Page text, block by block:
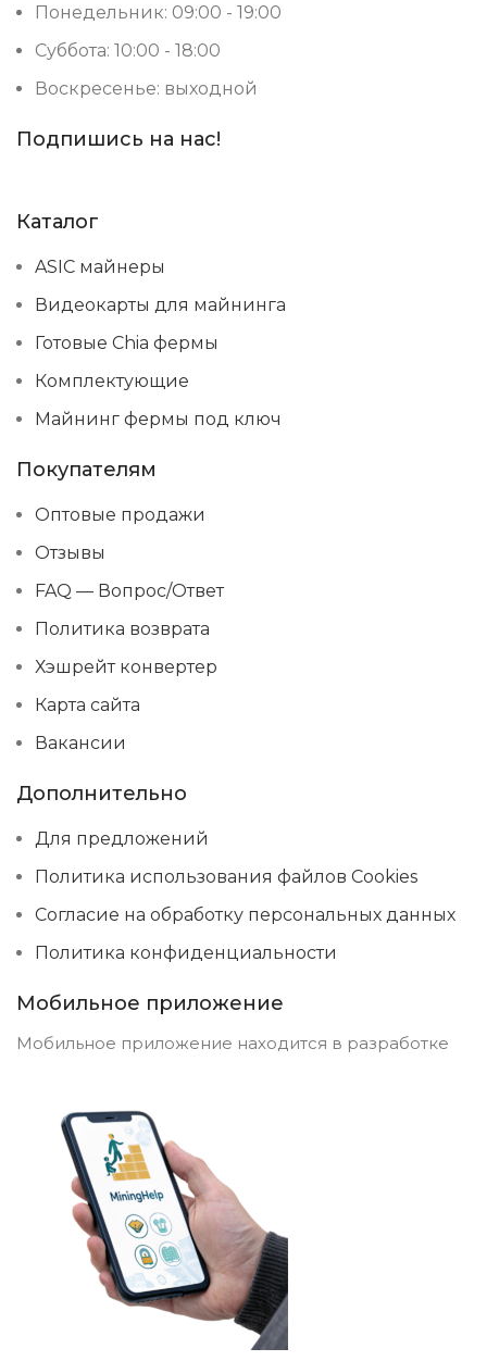
Понедельник: 09:00 - 19:00
Суббота: 10:00 - 18:00
Воскресенье: выходной
Подпишись на нас!
Каталог
ASIC майнеры
Видеокарты для майнинга
Готовые Chia фермы
Комплектующие
Майнинг фермы под ключ
Покупателям
Оптовые продажи
Отзывы
FAQ — Вопрос/Ответ
Политика возврата
Хэшрейт конвертер
Карта сайта
Вакансии
Дополнительно
Для предложений
Политика использования файлов Cookies
Согласие на обработку персональных данных
Политика конфиденциальности
Мобильное приложение
Мобильное приложение находится в разработке